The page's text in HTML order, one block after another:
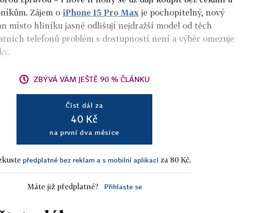
Zájem o iPhone 15 Pro Max je pochopitelný, nový
místo hliníku jasně odlišují nejdražší model od těch
telefonů problém s dostupností není a výběr omezuje
ZBÝVÁ VÁM JEŠTĚ 90 % ČLÁNKU
Číst dál za
40 Kč
na první dva měsíce
předplatné bez reklam a s mobilní aplikací za 80 Kč.
Máte již předplatné? Přihlaste se